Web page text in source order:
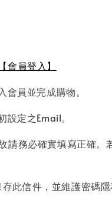
【會員登入】
員並完成購物。
定之Email。
務必確實填寫正確
此信件，並維護密碼